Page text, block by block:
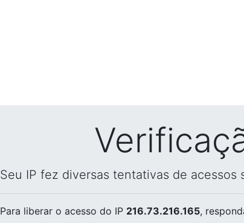
Seu IP fez diversas tentativas de
Para liberar o acesso do IP 216.73.216.165,